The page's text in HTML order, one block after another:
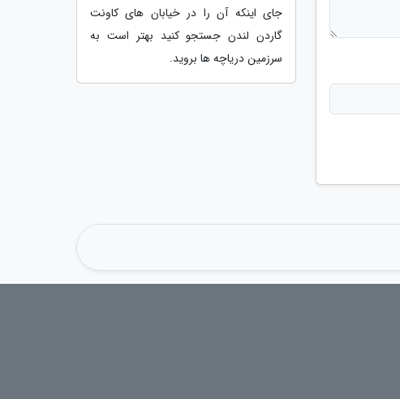
جای اینکه آن را در خیابان های کاونت
گاردن لندن جستجو کنید بهتر است به
سرزمین دریاچه ها بروید.